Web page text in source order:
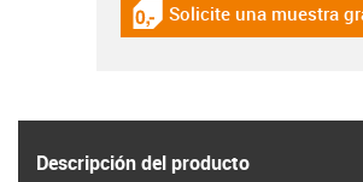
Descripción del producto
igus-icon-gratismuster
Solicite una muestra